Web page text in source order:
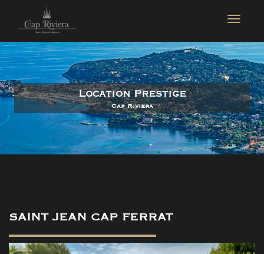
Location Prestige
Cap Riviera
SAINT JEAN CAP FERRAT